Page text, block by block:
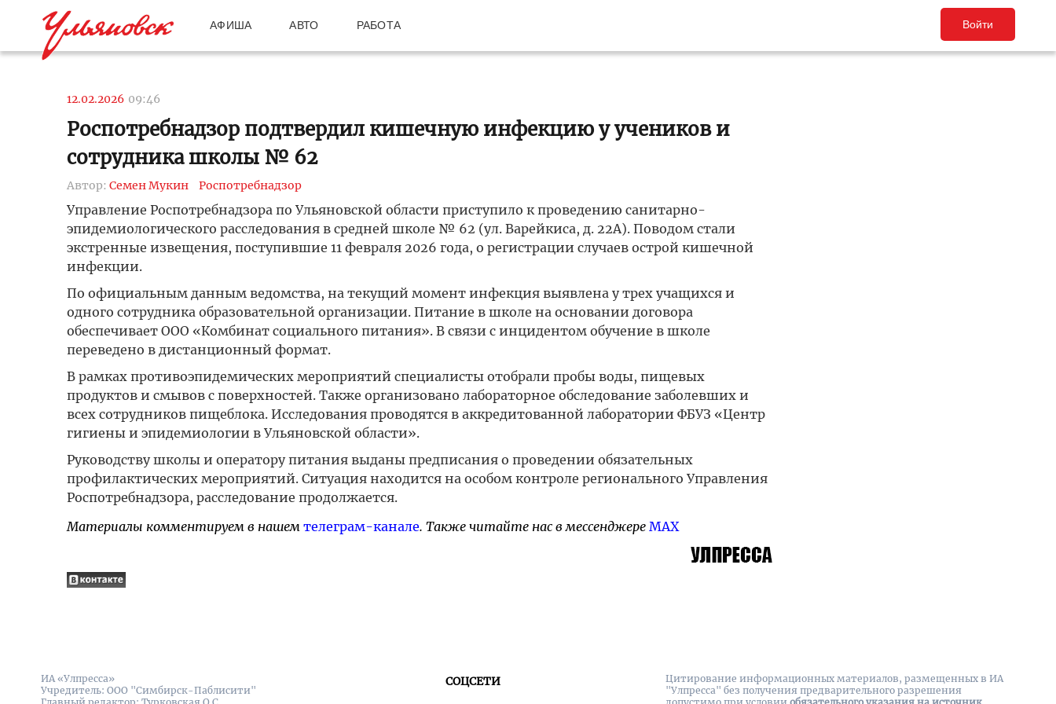
АФИША АВТО РАБОТА Войти
12.02.2026 09:46
Роспотребнадзор подтвердил кишечную инфекцию у учеников и
сотрудника школы № 62
Автор: Семен Мукин Роспотребнадзор
Управление Роспотребнадзора по Ульяновской области приступило к проведению санитарно-
эпидемиологического расследования в средней школе № 62 (ул. Варейкиса, д. 22А). Поводом стали
экстренные извещения, поступившие 11 февраля 2026 года, о регистрации случаев острой кишечной
инфекции.
По официальным данным ведомства, на текущий момент инфекция выявлена у трех учащихся и
одного сотрудника образовательной организации. Питание в школе на основании договора
обеспечивает ООО «Комбинат социального питания». В связи с инцидентом обучение в школе
переведено в дистанционный формат.
В рамках противоэпидемических мероприятий специалисты отобрали пробы воды, пищевых
продуктов и смывов с поверхностей. Также организовано лабораторное обследование заболевших и
всех сотрудников пищеблока. Исследования проводятся в аккредитованной лаборатории ФБУЗ «Центр
гигиены и эпидемиологии в Ульяновской области».
Руководству школы и оператору питания выданы предписания о проведении обязательных
профилактических мероприятий. Ситуация находится на особом контроле регионального Управления
Роспотребнадзора, расследование продолжается.
Материалы комментируем в нашем телеграм-канале. Также читайте нас в мессенджере MAX
ИА «Улпресса»
Учредитель: ООО "Симбирск-Паблисити"
СОЦСЕТИ
Цитирование информационных материалов, размещенных в ИА
"Улпресса" без получения предварительного разрешения